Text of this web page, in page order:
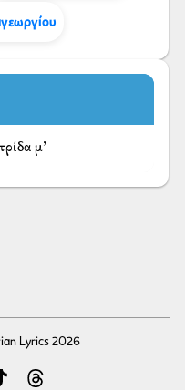
μ’
Lyrics 2026